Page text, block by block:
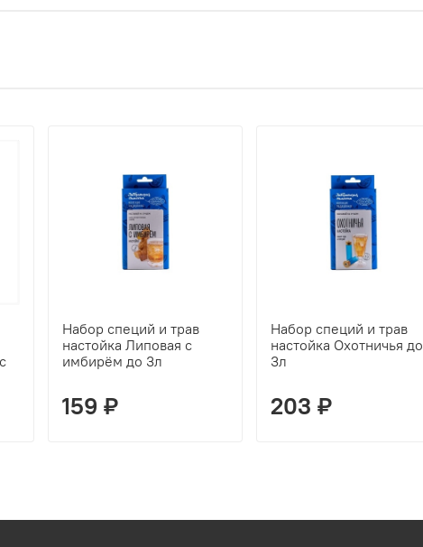
Набор специй и трав
настойка Липовая с
имбирём до 3л
159 ₽
Набор специй и трав
настойка Охотничья до
3л
203 ₽